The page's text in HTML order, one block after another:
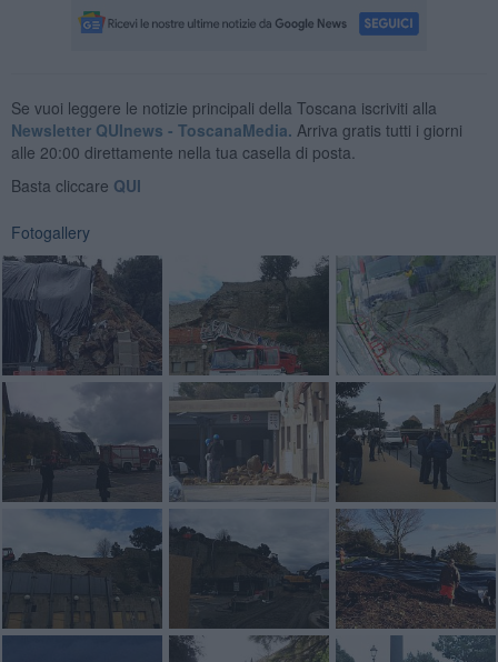
Se vuoi leggere le notizie principali della Toscana iscriviti alla
Newsletter QUInews - ToscanaMedia. Arriva gratis tutti i giorni
alle 20:00 direttamente nella tua casella di posta.
Basta cliccare QUI
Fotogallery